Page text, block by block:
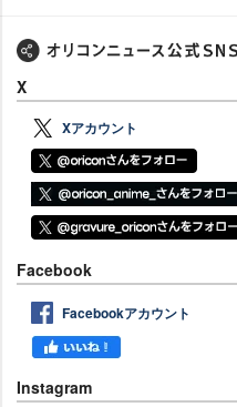
X
Xアカウント
Facebook
Facebookアカウント
Instagram